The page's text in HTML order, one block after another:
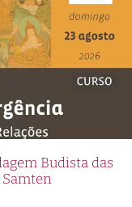
Budista das
Samten